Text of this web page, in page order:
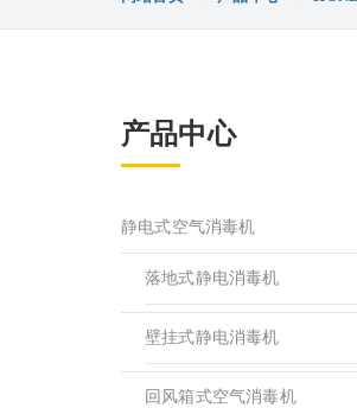
产品中心
静电式空气消毒机
落地式静电消毒机
壁挂式静电消毒机
回风箱式空气消毒机